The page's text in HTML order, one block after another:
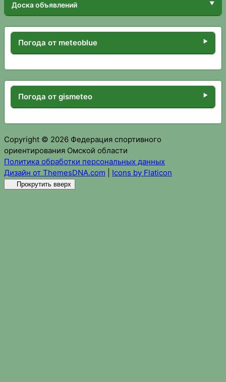
Доска объявлений
Погода от meteoblue
Погода от gismeteo
Copyright © 2026 Федерация спортивного
ориентирования Омской области
Политика обработки персональных данных
Дизайн от ThemesDNA.com
Icons by Flaticon
Прокрутить вверх